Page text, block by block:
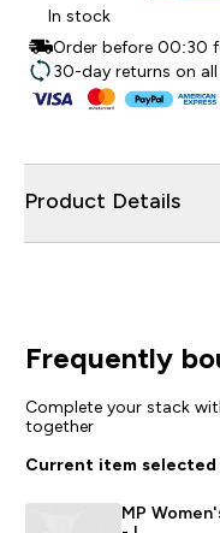
In stock
Order before 00:30
30-day returns on
Product Details
Frequently
Complete your stack
together
Current item selected
MP